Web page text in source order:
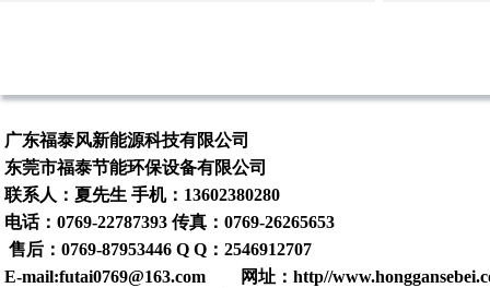
广东福泰风新能源科技有限公司
东莞市福泰节能环保设备有限公司
联系人：夏先生 手机：13602380280
电话：0769-22787393 传真：0769-26265653
售后：0769-87953446 Q Q：2546912707
E-mail:futai0769@163.com 网址：http//